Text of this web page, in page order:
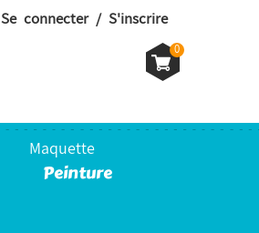
Se connecter / S'inscrire
0
Maquette
Peinture